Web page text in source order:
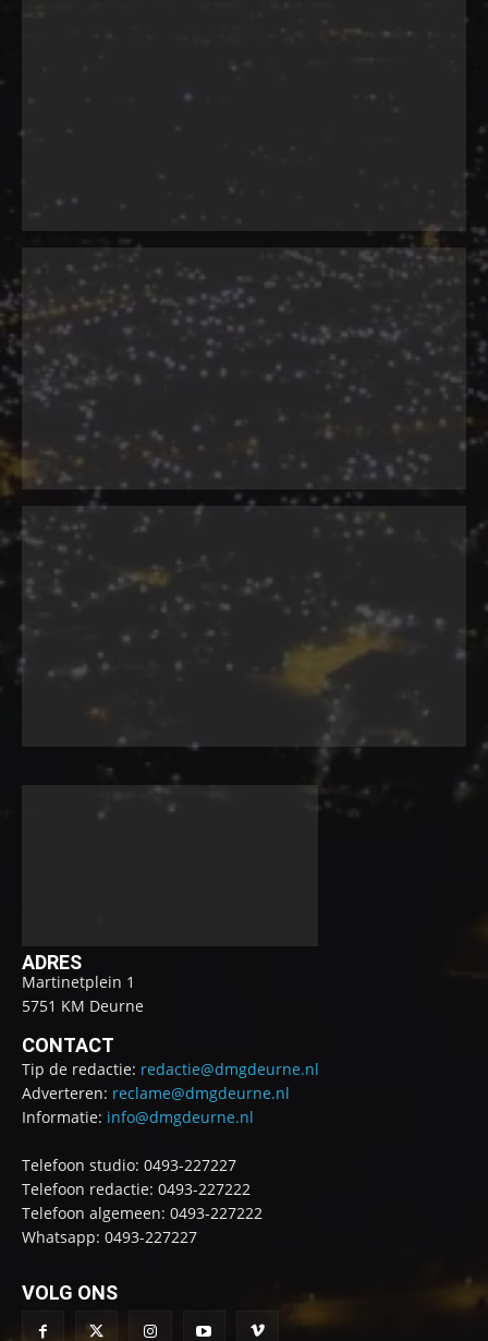
ADRES
Martinetplein 1
5751 KM Deurne
CONTACT
Tip de redactie: redactie@dmgdeurne.nl
Adverteren: reclame@dmgdeurne.nl
Informatie: info@dmgdeurne.nl
Telefoon studio: 0493-227227
Telefoon redactie: 0493-227222
Telefoon algemeen: 0493-227222
Whatsapp: 0493-227227
VOLG ONS